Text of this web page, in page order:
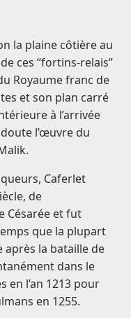
la plaine côtière au
ces “fortins-relais”
Royaume franc de
et son plan carré
à l’arrivée
l’œuvre du
Caferlet
de
Césarée et fut
que la plupart
après la bataille de
dans le
en l’an 1213 pour
en 1255.